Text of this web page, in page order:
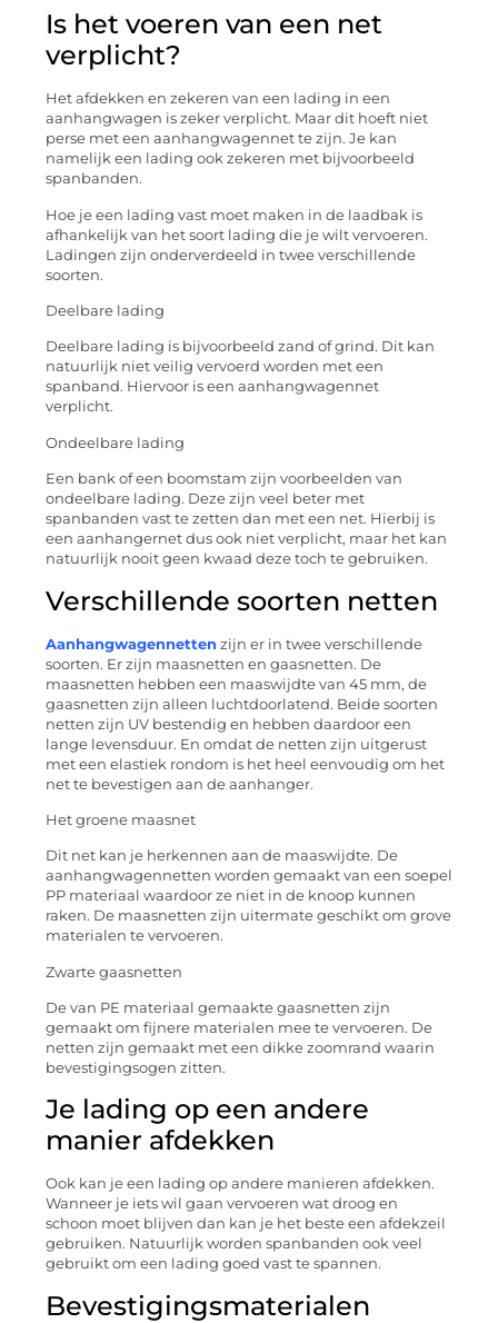
Is het voeren van een net
verplicht?
Het afdekken en zekeren van een lading in een
aanhangwagen is zeker verplicht. Maar dit hoeft niet
perse met een aanhangwagennet te zijn. Je kan
namelijk een lading ook zekeren met bijvoorbeeld
spanbanden.
Hoe je een lading vast moet maken in de laadbak is
afhankelijk van het soort lading die je wilt vervoeren.
Ladingen zijn onderverdeeld in twee verschillende
soorten.
Deelbare lading
Deelbare lading is bijvoorbeeld zand of grind. Dit kan
natuurlijk niet veilig vervoerd worden met een
spanband. Hiervoor is een aanhangwagennet
verplicht.
Ondeelbare lading
Een bank of een boomstam zijn voorbeelden van
ondeelbare lading. Deze zijn veel beter met
spanbanden vast te zetten dan met een net. Hierbij is
een aanhangernet dus ook niet verplicht, maar het kan
natuurlijk nooit geen kwaad deze toch te gebruiken.
Verschillende soorten netten
Aanhangwagennetten zijn er in twee verschillende
soorten. Er zijn maasnetten en gaasnetten. De
maasnetten hebben een maaswijdte van 45 mm, de
gaasnetten zijn alleen luchtdoorlatend. Beide soorten
netten zijn UV bestendig en hebben daardoor een
lange levensduur. En omdat de netten zijn uitgerust
met een elastiek rondom is het heel eenvoudig om het
net te bevestigen aan de aanhanger.
Het groene maasnet
Dit net kan je herkennen aan de maaswijdte. De
aanhangwagennetten worden gemaakt van een soepel
PP materiaal waardoor ze niet in de knoop kunnen
raken. De maasnetten zijn uitermate geschikt om grove
materialen te vervoeren.
Zwarte gaasnetten
De van PE materiaal gemaakte gaasnetten zijn
gemaakt om fijnere materialen mee te vervoeren. De
netten zijn gemaakt met een dikke zoomrand waarin
bevestigingsogen zitten.
Je lading op een andere
manier afdekken
Ook kan je een lading op andere manieren afdekken.
Wanneer je iets wil gaan vervoeren wat droog en
schoon moet blijven dan kan je het beste een afdekzeil
gebruiken. Natuurlijk worden spanbanden ook veel
gebruikt om een lading goed vast te spannen.
Bevestigingsmaterialen